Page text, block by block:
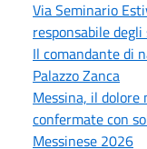
Via Seminario
responsabile
Il comandante di
Palazzo Zanca
Messina, il dolore
confermate con
Messinese 2026